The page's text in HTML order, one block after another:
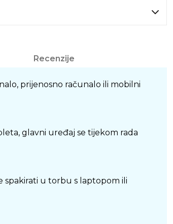
Recenzije
prijenosno računalo ili mobilni
glavni uređaj se tijekom rada
spakirati u torbu s laptopom ili